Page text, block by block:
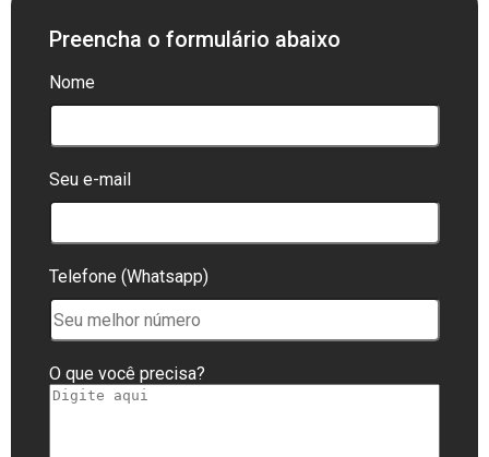
Preencha o formulário abaixo
Nome
Seu e-mail
Telefone (Whatsapp)
O que você precisa?